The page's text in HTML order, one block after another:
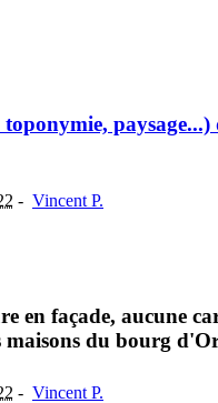
paysage...)
- Vincent P.
en façade, aucune
maisons du bourg
- Vincent P.